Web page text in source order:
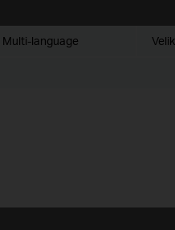
Multi-language